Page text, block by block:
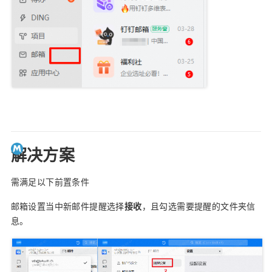
解决方案
需满足以下前置条件
邮箱设置当中新邮件提醒选择接收 ，且勾选需要提醒的文件夹信
息。